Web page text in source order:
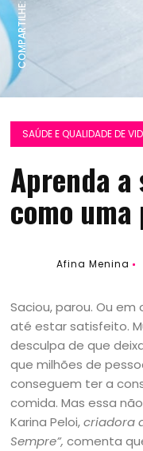
COMPARTILHE:
SAÚDE E QUALIDADE DE
Aprenda
como
Afina Menina
Saciou, parou. Ou
até estar satisfeito.
desculpa de que
que milhões de
conseguem ter a
comida. Mas essa
Karina Peloi,criadora
Sempre”,comenta